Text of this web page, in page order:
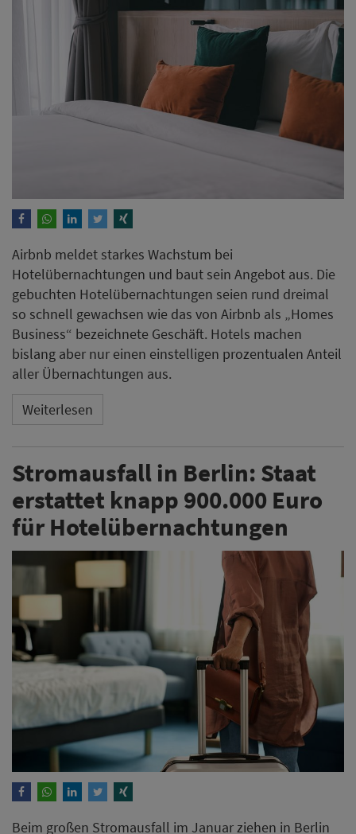
Airbnb meldet starkes Wachstum bei
Hotelübernachtungen und baut sein Angebot aus. Die
gebuchten Hotelübernachtungen seien rund dreimal
so schnell gewachsen wie das von Airbnb als „Homes
Business“ bezeichnete Geschäft. Hotels machen
bislang aber nur einen einstelligen prozentualen Anteil
aller Übernachtungen aus.
Weiterlesen
Stromausfall in Berlin: Staat
erstattet knapp 900.000 Euro
für Hotelübernachtungen
Beim großen Stromausfall im Januar ziehen in Berlin